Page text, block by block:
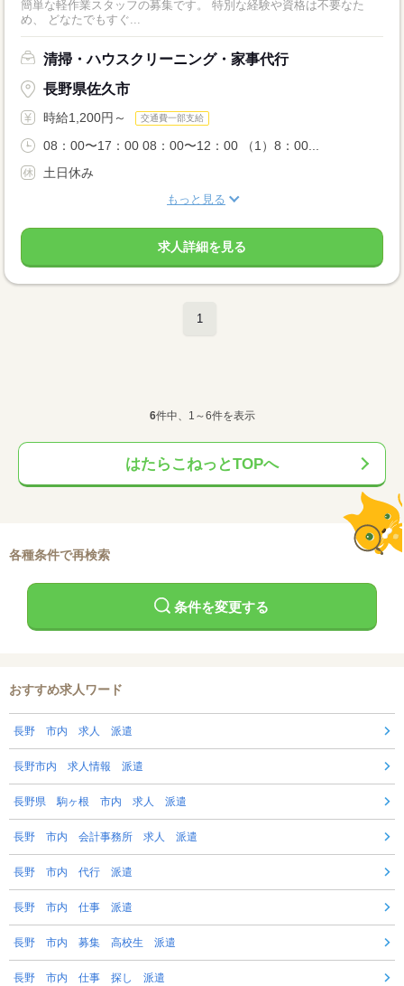
簡単な軽作業スタッフの募集です。 特別な経験や資格は不要なた
め、 どなたでもすぐ...
清掃・ハウスクリーニング・家事代行
長野県佐久市
時給1,200円～ 交通費一部支給
08：00〜17：00 08：00〜12：00 （1）8：00...
土日休み
もっと見る
求人詳細を見る
1
6件中、1～6件を表示
はたらこねっとTOPへ
各種条件で再検索
条件を変更する
おすすめ求人ワード
長野 市内 求人 派遣
長野市内 求人情報 派遣
長野県 駒ヶ根 市内 求人 派遣
長野 市内 会計事務所 求人 派遣
長野 市内 代行 派遣
長野 市内 仕事 派遣
長野 市内 募集 高校生 派遣
長野 市内 仕事 探し 派遣